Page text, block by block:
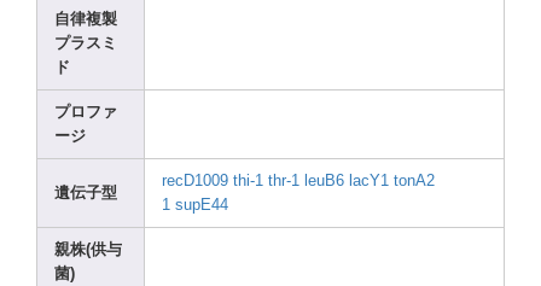
自律複製
プラスミ
ド
プロファ
ージ
遺伝子型
recD1009 thi-1 thr-1 leuB6 lacY1 tonA2
1 supE44
親株(供与
菌)